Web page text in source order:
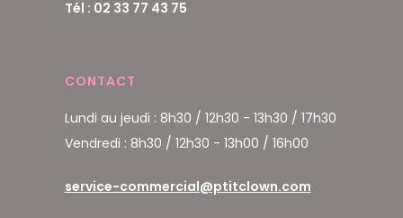
Tél : 02 33 77 43 75
CONTACT
Lundi au jeudi : 8h30 / 12h30 - 13h30 / 17h30
Vendredi : 8h30 / 12h30 - 13h00 / 16h00
service-commercial@ptitclown.com